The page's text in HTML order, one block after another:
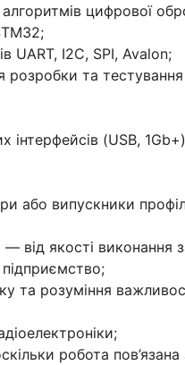
цифрової
UART, I2C, SPI, Avalon;
та
(USB,
або випускники
— від якості виконання
та розуміння
робота